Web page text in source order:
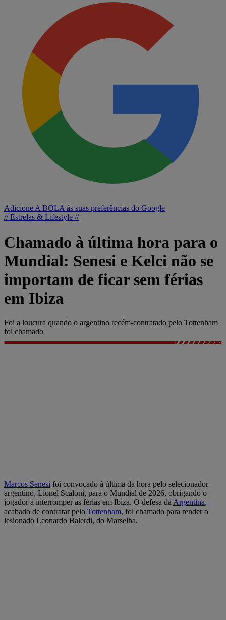
Adicione A BOLA às suas preferências do Google
// Estrelas & Lifestyle //
Chamado à última hora para o
Mundial: Senesi e Kelci não se
importam de ficar sem férias
em Ibiza
Foi a loucura quando o argentino recém-contratado pelo Tottenham
foi chamado
Marcos Senesi foi convocado à última da hora pelo selecionador
argentino, Lionel Scaloni, para o Mundial de 2026, obrigando o
jogador a interromper as férias em Ibiza. O defesa da Argentina,
acabado de contratar pelo Tottenham, foi chamado para render o
lesionado Leonardo Balerdi, do Marselha.